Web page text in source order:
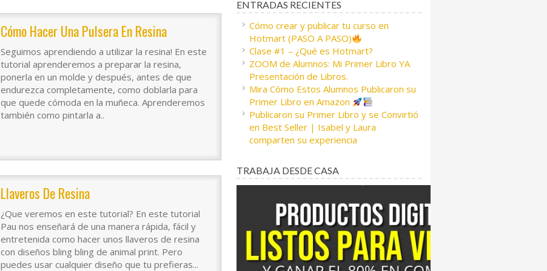
Cómo Hacer Una Pulsera En Resina
Seguimos aprendiendo a utilizar la resina! En este
tutorial aprenderemos a preparar la resina,
ponerla en un molde y después, antes de que
endurezca completamente, como doblarla para
que quede cómoda en la muñeca. Aprenderemos
también como pintarla a..
Llaveros De Resina
¿Que veremos en este tutorial? En este tutorial
Pau nos enseñará de una manera rápida, fácil y
entretenida como hacer unos llaveros de resina
con diseños bling bling de animal print. Pero
puedes usar cualquier diseño que tu prefieras...
ENTRADAS RECIENTES
Cómo crear y publicar tu curso en
Hotmart (PASO A PASO)
Clase #1 – ¿Qué es Hotmart?
ZOOM de Alumnos: Mi Primer Libro YA
Presentación de Libros.
Mira Cómo Estos Alumnos Publicaron su
Primer Libro en Amazon
Publicaron su Primer Libro y se Convirtió
en Best Seller | Isabel y Laura
comparten su experiencia
TRABAJA DESDE CASA